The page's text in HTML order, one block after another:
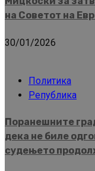
на Советот на
30/01/2026
Политика
Република
Поранешните
дека не биле
судењето